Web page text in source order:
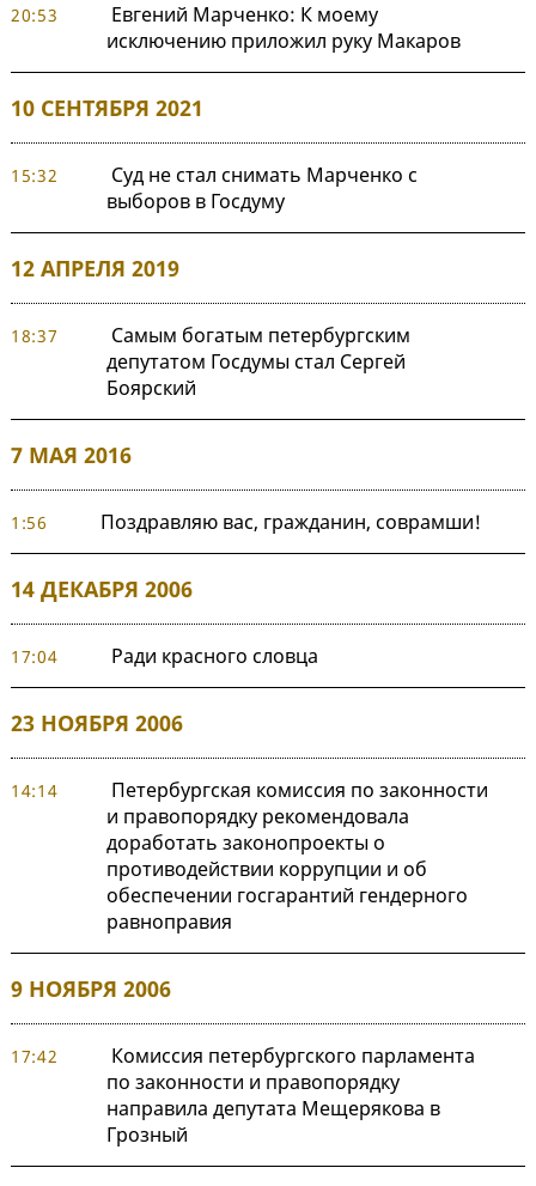
20:53
Евгений Марченко: К моему
исключению приложил руку Макаров
10 СЕНТЯБРЯ 2021
15:32
Суд не стал снимать Марченко с
выборов в Госдуму
12 АПРЕЛЯ 2019
18:37
Самым богатым петербургским
депутатом Госдумы стал Сергей
Боярский
7 МАЯ 2016
1:56 Поздравляю вас, гражданин, соврамши!
14 ДЕКАБРЯ 2006
17:04 Ради красного словца
23 НОЯБРЯ 2006
14:14
Петербургская комиссия по законности
и правопорядку рекомендовала
доработать законопроекты о
противодействии коррупции и об
обеспечении госгарантий гендерного
равноправия
9 НОЯБРЯ 2006
17:42
Комиссия петербургского парламента
по законности и правопорядку
направила депутата Мещерякова в
Грозный